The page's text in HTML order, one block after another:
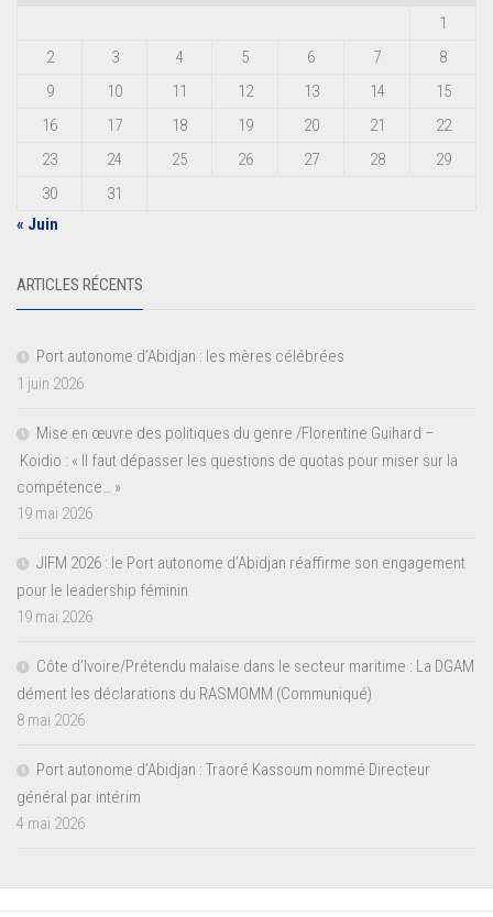
1
2
3 4 5 6 7
8
9
10 11 12 13 14
15
16
17 18 19 20 21
22
23
24 25 26 27 28
29
30
31
« Juin
ARTICLES RÉCENTS
Port autonome d’Abidjan : les mères célébrées
1 juin 2026
Mise en œuvre des politiques du genre /Florentine Guihard –
Koidio : « Il faut dépasser les questions de quotas pour miser sur la
compétence… »
19 mai 2026
JIFM 2026 : le Port autonome d’Abidjan réaffirme son engagement
pour le leadership féminin
19 mai 2026
Côte d’Ivoire/Prétendu malaise dans le secteur maritime : La DGAM
dément les déclarations du RASMOMM (Communiqué)
8 mai 2026
Port autonome d’Abidjan : Traoré Kassoum nommé Directeur
général par intérim
4 mai 2026